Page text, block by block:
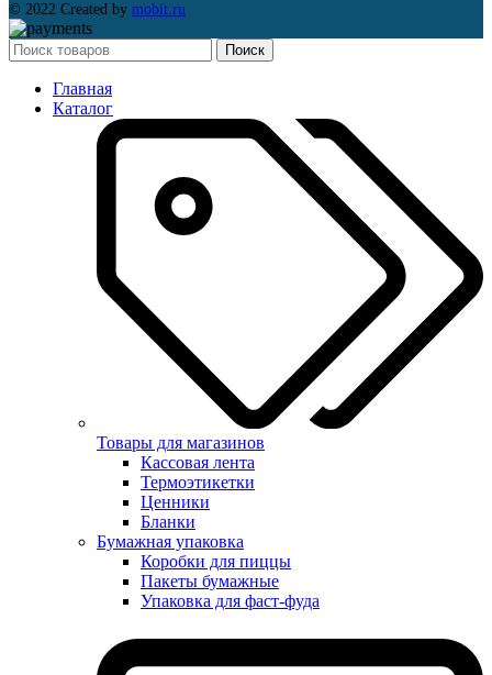
© 2022 Created by mobit.ru
Поиск
Главная
Каталог
Товары для магазинов
Кассовая лента
Термоэтикетки
Ценники
Бланки
Бумажная упаковка
Коробки для пиццы
Пакеты бумажные
Упаковка для фаст-фуда